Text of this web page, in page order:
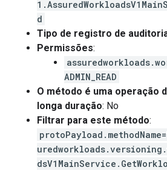
d
Tipo de registro de
Permissões:
ADMIN_READ
O método é uma operação
longa duração: No
Filtrar para este método: